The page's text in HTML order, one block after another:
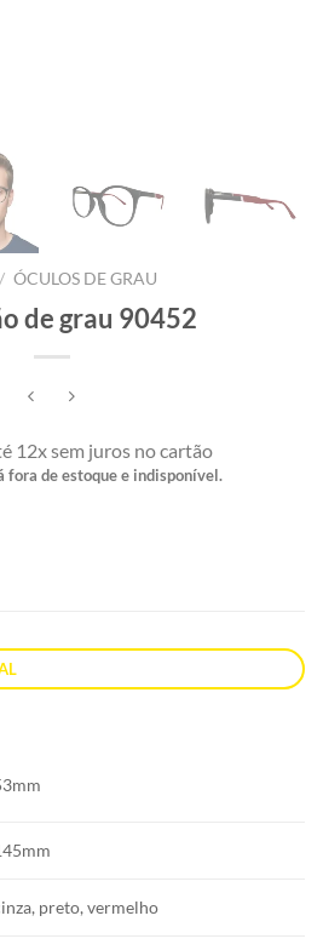
/ ÓCULOS DE GRAU
de grau 90452
12x sem juros no cartão
fora de estoque e indisponível.
preto, vermelho